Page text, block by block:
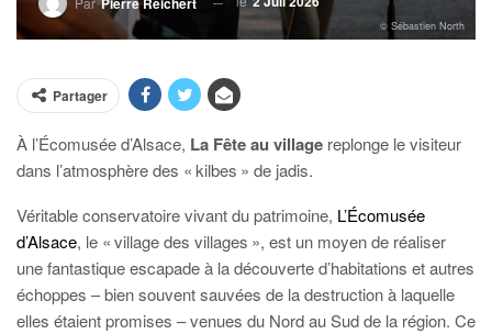
© Sébastien North
Partager
À l’Écomusée d’Alsace, La Fête au village replonge le visiteur
dans l’atmosphère des « kilbes » de jadis.
Véritable conservatoire vivant du patrimoine, L’Écomusée
d’Alsace, le « village des villages », est un moyen de réaliser
une fantastique escapade à la découverte d’habitations et autres
échoppes – bien souvent sauvées de la destruction à laquelle
elles étaient promises – venues du Nord au Sud de la région. Ce